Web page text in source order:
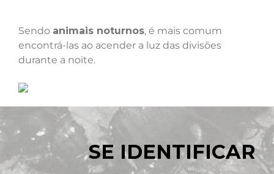
Sendo animais noturnos, é mais comum
encontrá-las ao acender a luz das divisões
durante a noite.
SE IDENTIFICAR